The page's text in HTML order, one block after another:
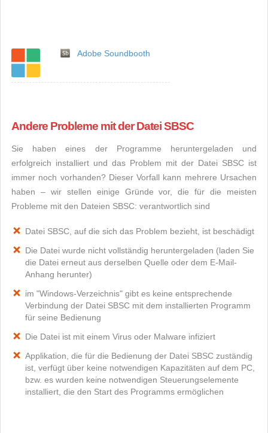
Adobe Soundbooth
Andere Probleme mit der Datei SBSC
Sie haben eines der Programme heruntergeladen und
erfolgreich installiert und das Problem mit der Datei SBSC ist
immer noch vorhanden? Dieser Vorfall kann mehrere Ursachen
haben – wir stellen einige Gründe vor, die für die meisten
Probleme mit den Dateien SBSC: verantwortlich sind
Datei SBSC, auf die sich das Problem bezieht, ist beschädigt
Die Datei wurde nicht vollständig heruntergeladen (laden Sie
die Datei erneut aus derselben Quelle oder dem E-Mail-
Anhang herunter)
im "Windows-Verzeichnis" gibt es keine entsprechende
Verbindung der Datei SBSC mit dem installierten Programm
für seine Bedienung
Die Datei ist mit einem Virus oder Malware infiziert
Applikation, die für die Bedienung der Datei SBSC zuständig
ist, verfügt über keine notwendigen Kapazitäten auf dem PC,
bzw. es wurden keine notwendigen Steuerungselemente
installiert, die den Start des Programms ermöglichen